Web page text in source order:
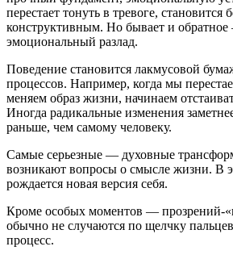
перестает тонуть в тревоге,
конструктивным. Но бывает и обратное
эмоциональный разлад.
Поведение становится лакмусовой
процессов. Например, когда мы
меняем образ жизни, начинаем
Иногда радикальные изменения
раньше, чем самому человеку.
Самые серьезные — духовные
возникают вопросы о смысле жизни. В
рождается новая версия себя.
Кроме особых моментов — прозрений-
обычно не случаются по щелчку
процесс.